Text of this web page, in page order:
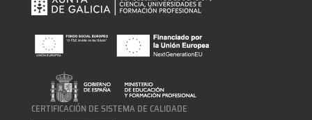
CERTIFICACIÓN DE SISTEMA DE CALIDADE